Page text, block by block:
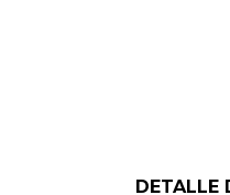
DETALLE